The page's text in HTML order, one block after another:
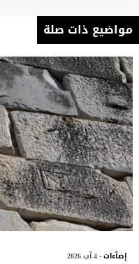
مواضيع ذات صلة
إضآءات- 4 آب 2026